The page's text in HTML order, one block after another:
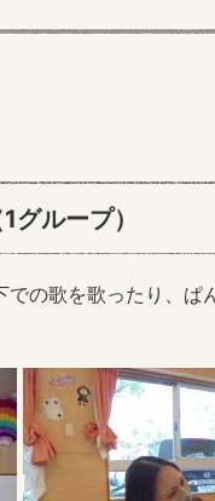
ループ）
の歌を歌ったり、ぱ